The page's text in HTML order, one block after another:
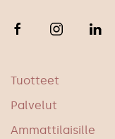
Tuotteet
Palvelut
Ammattilaisille